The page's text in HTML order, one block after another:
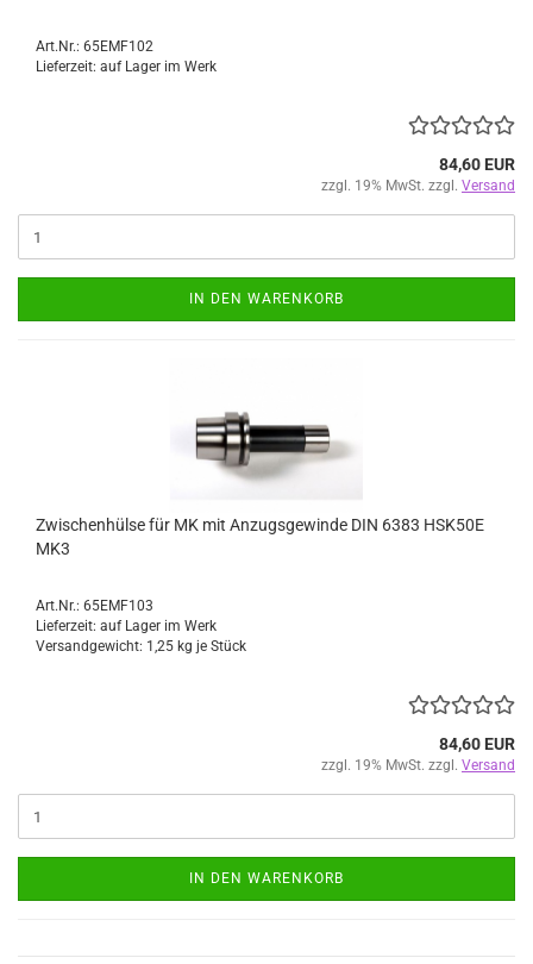
Art.Nr.: 65EMF102
Lieferzeit: auf Lager im Werk
84,60 EUR
zzgl. 19% MwSt. zzgl. Versand
IN DEN WARENKORB
Zwischenhülse für MK mit Anzugsgewinde DIN 6383 HSK50E
MK3
Art.Nr.: 65EMF103
Lieferzeit: auf Lager im Werk
Versandgewicht: 1,25 kg je Stück
84,60 EUR
zzgl. 19% MwSt. zzgl. Versand
IN DEN WARENKORB